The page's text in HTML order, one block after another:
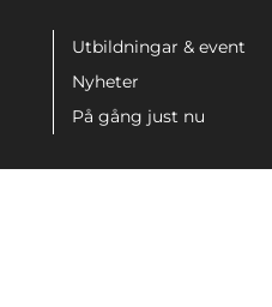
Utbildningar & event
Nyheter
På gång just nu